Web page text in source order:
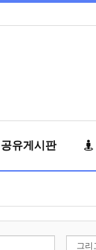
공유게시판